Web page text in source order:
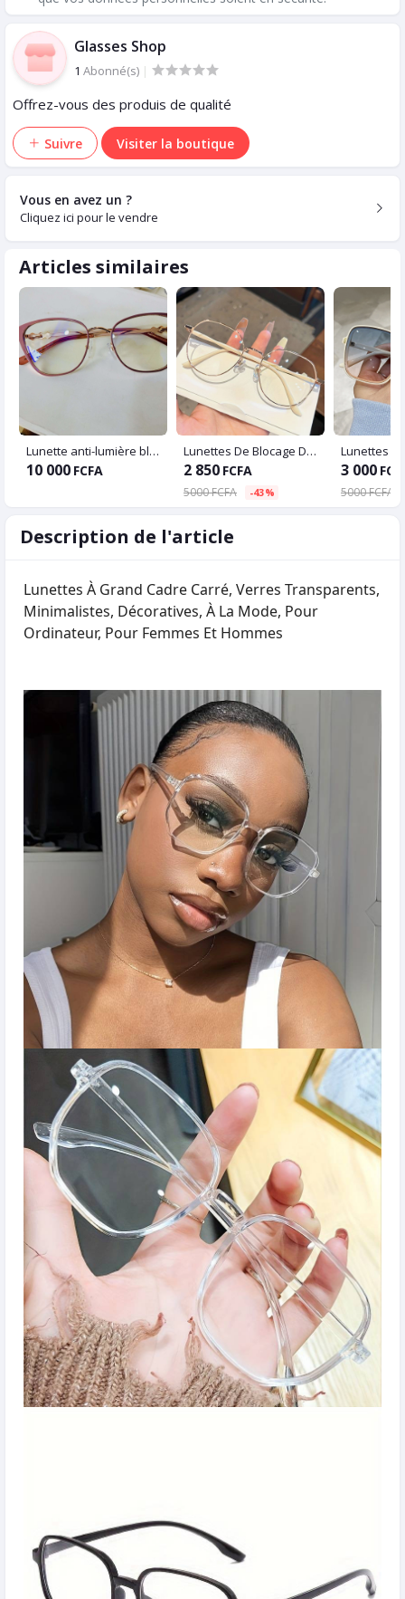
Glasses Shop
1 Abonné(s) |
Offrez-vous des produis de qualité
Suivre Visiter la boutique
Vous en avez un ?
Cliquez ici pour le vendre
Articles similaires
Lunette anti-lumière bleue
10 000 FCFA
Lunettes De Blocage De Lumière Bleue, Lentilles Claires Classiques, Lunettes D'ordinateur Anti-fatigue Oculaire, Monture En Métal Pour Femmes, Hommes Et Étudiants
2 850 FCFA
5000 FCFA -43%
3 000
5000 FCFA
Description de l'article
Lunettes À Grand Cadre Carré, Verres Transparents,
Minimalistes, Décoratives, À La Mode, Pour
Ordinateur, Pour Femmes Et Hommes